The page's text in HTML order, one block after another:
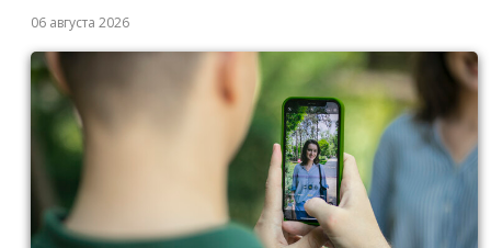
06 августа 2026